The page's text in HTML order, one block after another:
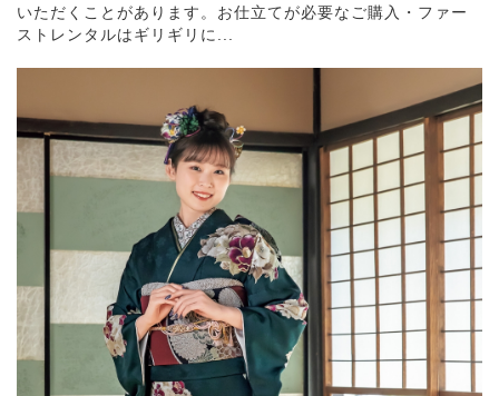
いただくことがあります。お仕立てが必要なご購入・ファー
ストレンタルはギリギリに...